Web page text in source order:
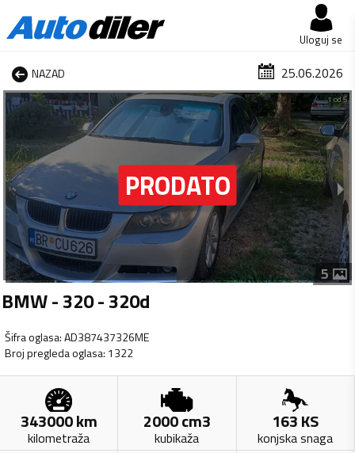
Uloguj se
NAZAD 25.06.2026
1 od 5
5
BMW - 320 - 320d
Šifra oglasa:AD387437326ME
Broj pregleda oglasa: 1322
343000km
kilometraža
2000cm3
kubikaža
163KS
konjska snaga